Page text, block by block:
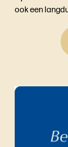
ook een